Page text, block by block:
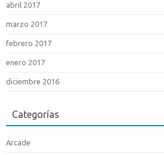
abril 2017
marzo 2017
febrero 2017
enero 2017
diciembre 2016
Categorías
Arcade